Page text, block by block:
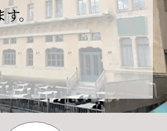
臨時休業とさせていただきま
ご支援の賜物と、心より感謝申し上
すが、何卒よろしくお願い
いたします。
す。